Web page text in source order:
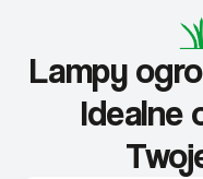
Lampy
Idealne